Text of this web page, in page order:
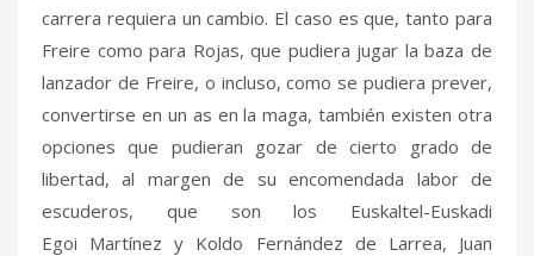
carrera requiera un cambio. El caso es que, tanto para
Freire como para Rojas, que pudiera jugar la baza de
lanzador de Freire, o incluso, como se pudiera prever,
convertirse en un as en la maga, también existen otra
opciones que pudieran gozar de cierto grado de
libertad, al margen de su encomendada labor de
escuderos, que son los Euskaltel-Euskadi
Egoi Martínez y Koldo Fernández de Larrea, Juan